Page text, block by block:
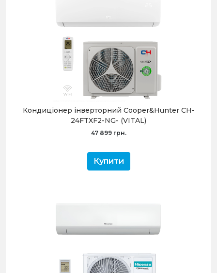
Кондиціонер інверторний Cooper&Hunter CH-
24FTXF2-NG- (VITAL)
47 899 грн.
Купити